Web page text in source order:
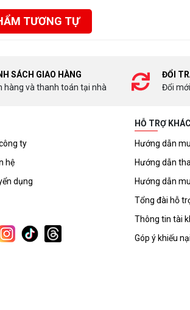
TƯƠNG TỰ
SÁCH GIAO HÀNG
hàng và thanh toán tại nhà
ĐỔI
Đổi
ty
hệ
dụng
HỖ TRỢ
Hướng dẫn
Hướng dẫn
Hướng dẫn
Tổng đài hỗ
Thông tin tài
Góp ý khiếu nại